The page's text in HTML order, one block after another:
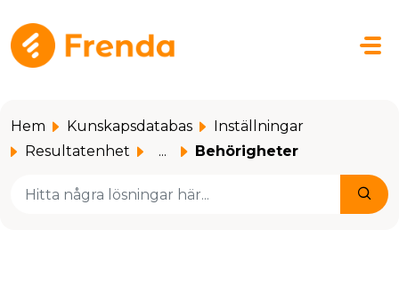
Hoppa över till huvudinnehåll
Hem Kunskapsdatabas
Inställningar
Resultatenhet
... Behörigheter